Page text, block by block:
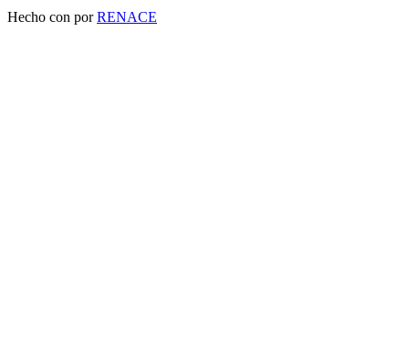
Hecho con porRENACE